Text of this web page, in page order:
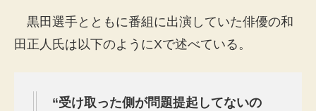
黒田選手とともに番組に出演していた俳優の和
田正人氏は以下のようにXで述べている。
“受け取った側が問題提起してないの